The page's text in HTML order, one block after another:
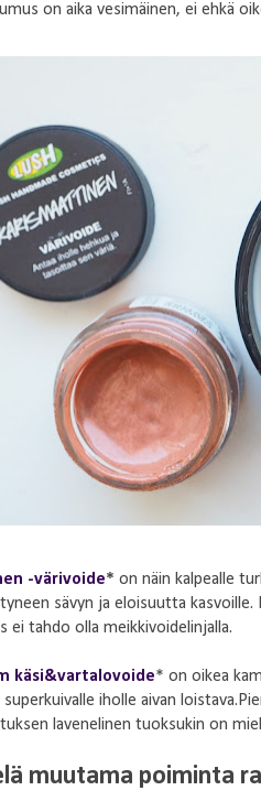
on aika vesimäinen, ei ehkä
-värivoide* on näin kalpealle
sävyn ja eloisuutta
ei tahdo olla meikkivoidelinjalla.
käsi&vartalovoide* on oikea
iholle aivan
lavenelinen tuoksukin on
muutama poiminta